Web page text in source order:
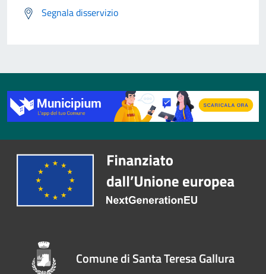
Segnala disservizio
Comune di Santa Teresa Gallura